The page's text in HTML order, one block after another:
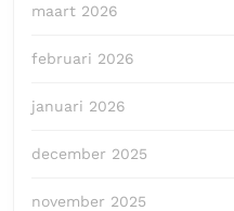
maart 2026
februari 2026
januari 2026
december 2025
november 2025